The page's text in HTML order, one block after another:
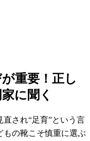
重要！正し
に聞く
され“足育”という言
の靴こそ慎重に選ぶ